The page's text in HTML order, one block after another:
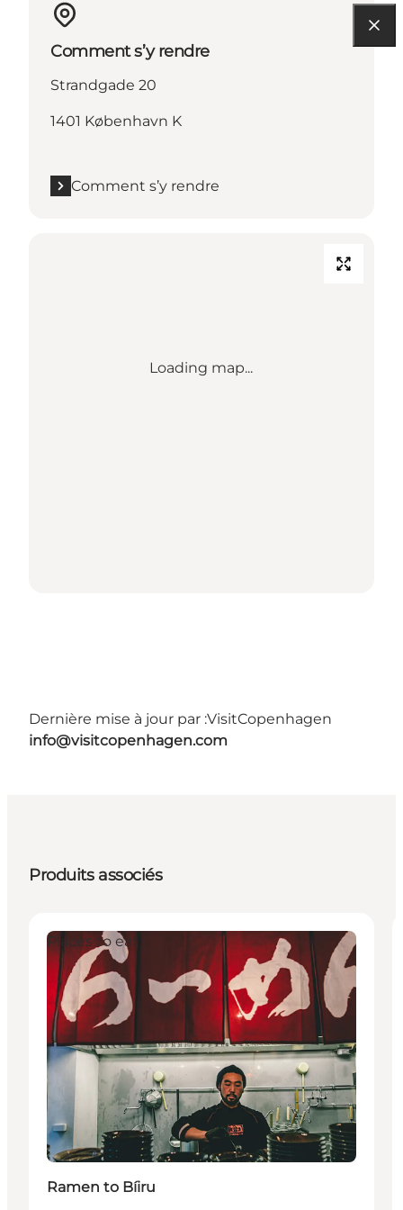
Comment s’y rendre
Strandgade 20
1401 København K
Comment s’y rendre
Loading map...
Dernière mise à jour par :VisitCopenhagen
info@visitcopenhagen.com
Produits associés
Places to eat
Ramen to Bíiru